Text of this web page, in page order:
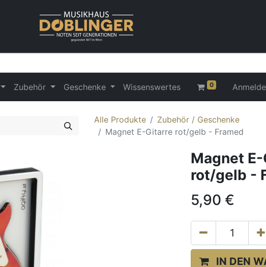
Zubehör Geschenke Wissenswertes 0
Alle Produkte
Zubehör / Geschenke
Magnet E-Gitarre rot/gelb - Framed
Magnet
rot/gelb -
5,90 €
IN DEN